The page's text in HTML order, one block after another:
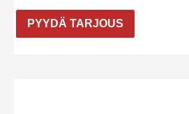
PYYDÄ TARJOUS